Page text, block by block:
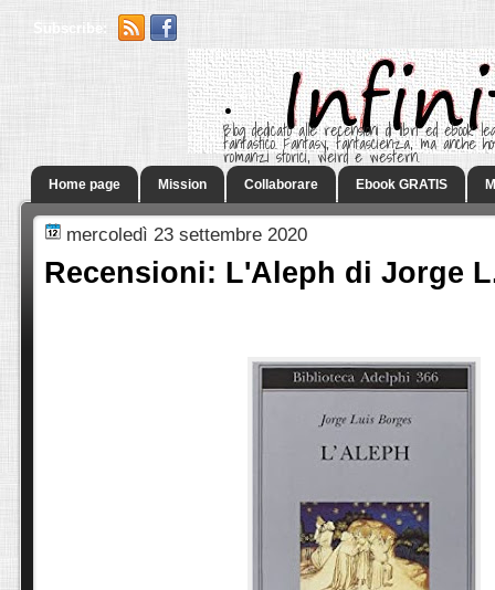
Subscribe:
.
Blog dedicato alle recensioni di libri ed ebook
fantastico. Fantasy, fantascienza, ma anche
romanzi storici, weird e western.
Home page Mission Collaborare Ebook GRATIS
mercoledì 23 settembre 2020
Recensioni: L'Aleph di Jorge